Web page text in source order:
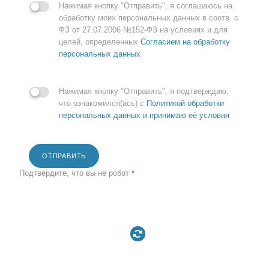
Нажимая кнопку "Отправить", я соглашаюсь на
обработку моих персональных данных в соотв. с
ФЗ от 27.07.2006 №152-ФЗ на условиях и для
целей, определенных Согласием на обработку
персональных данных
Нажимая кнопку "Отправить", я подтверждаю,
что ознакомился(ась) с Политикой обработки
персональных данных и принимаю её условия
ОТПРАВИТЬ
Подтвердите, что вы не робот *